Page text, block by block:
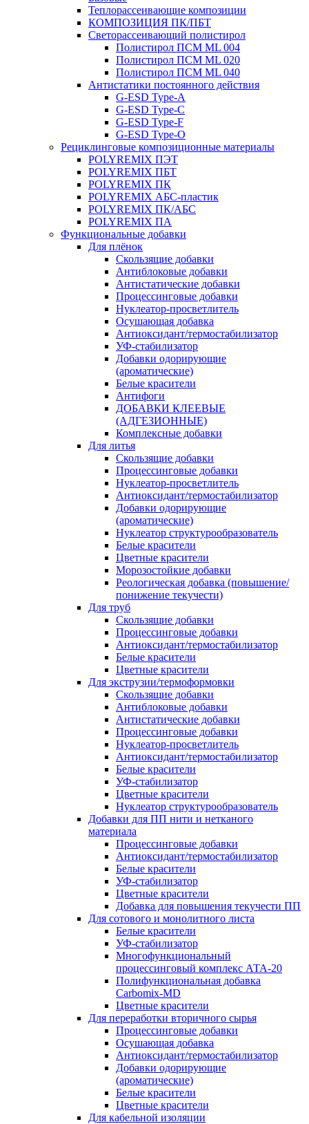
Теплорассеивающие композиции
КОМПОЗИЦИЯ ПК/ПБТ
Светорассеивающий полистирол
Полистирол ПСМ ML 004
Полистирол ПСМ ML 020
Полистирол ПСМ ML 040
Антистатики постоянного действия
G-ESD Type-A
G-ESD Type-C
G-ESD Type-F
G-ESD Type-O
Рециклинговые композиционные материалы
POLYREMIX ПЭТ
POLYREMIX ПБТ
POLYREMIX ПК
POLYREMIX АБС-пластик
POLYREMIX ПК/АБС
POLYREMIX ПА
Функциональные добавки
Для плёнок
Скользящие добавки
Антиблоковые добавки
Антистатические добавки
Процессинговые добавки
Нуклеатор-просветлитель
Осушающая добавка
Антиоксидант/термостабилизатор
УФ-стабилизатор
Добавки одорирующие
(ароматические)
Белые красители
Антифоги
ДОБАВКИ КЛЕЕВЫЕ
(АДГЕЗИОННЫЕ)
Комплексные добавки
Для литья
Скользящие добавки
Процессинговые добавки
Нуклеатор-просветлитель
Антиоксидант/термостабилизатор
Добавки одорирующие
(ароматические)
Нуклеатор структурообразователь
Белые красители
Цветные красители
Морозостойкие добавки
Реологическая добавка (повышение/
понижение текучести)
Для труб
Скользящие добавки
Процессинговые добавки
Антиоксидант/термостабилизатор
Белые красители
Цветные красители
Для экструзии/термоформовки
Скользящие добавки
Антиблоковые добавки
Антистатические добавки
Процессинговые добавки
Нуклеатор-просветлитель
Антиоксидант/термостабилизатор
Белые красители
УФ-стабилизатор
Цветные красители
Нуклеатор структурообразователь
Добавки для ПП нити и нетканого
материала
Процессинговые добавки
Антиоксидант/термостабилизатор
Белые красители
УФ-стабилизатор
Цветные красители
Добавка для повышения текучести ПП
Для сотового и монолитного листа
Белые красители
УФ-стабилизатор
Многофункциональный
процессинговый комплекс АТА-20
Полифункциональная добавка
Carbomix-MD
Цветные красители
Для переработки вторичного сырья
Процессинговые добавки
Осушающая добавка
Антиоксидант/термостабилизатор
Добавки одорирующие
(ароматические)
Белые красители
Цветные красители
Для кабельной изоляции